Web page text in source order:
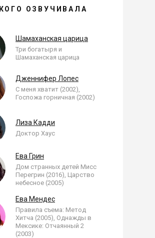
АННА ГЕЛЛЕР —
КОГО ОЗВУЧИВАЛА
Шамаханская царица
Три богатыря и
Шамаханская царица
Дженнифер Лопес
С меня хватит (2002),
Госпожа горничная (2002)
Лиза Кадди
Доктор Хаус
Ева Грин
Дом странных детей Мисс
Перегрин (2016), Царство
небесное (2005)
Ева Мендес
Правила съема: Метод
Хитча (2005), Однажды в
Мексике: Отчаянный 2
(2003)